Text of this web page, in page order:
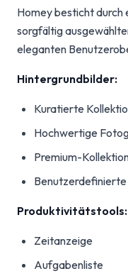
Homey besticht
sorgfältig
eleganten
Hintergrundbilder:
Kuratierte
Hochwertige
Premium-
Produktivitätstools:
Zeitanzeige
Aufgabenliste